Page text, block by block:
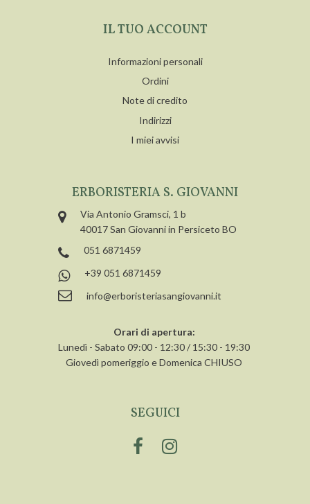
IL TUO ACCOUNT
Informazioni personali
Ordini
Note di credito
Indirizzi
I miei avvisi
ERBORISTERIA S. GIOVANNI
Via Antonio Gramsci, 1 b
40017 San Giovanni in Persiceto BO
051 6871459
+39 051 6871459
info@erboristeriasangiovanni.it
Orari di apertura:
Lunedì - Sabato 09:00 - 12:30 / 15:30 - 19:30
Giovedì pomeriggio e Domenica CHIUSO
SEGUICI